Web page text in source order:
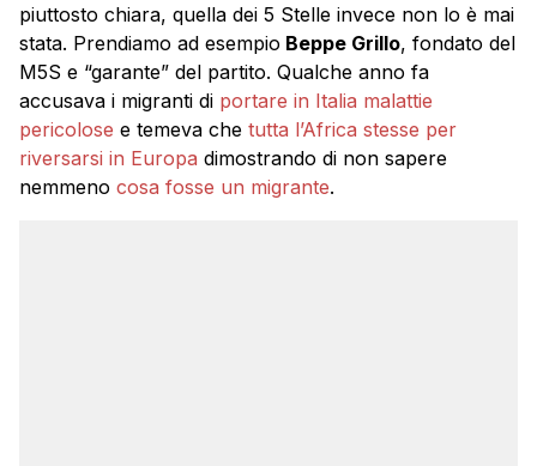
piuttosto chiara, quella dei 5 Stelle invece non lo è mai
stata. Prendiamo ad esempio Beppe Grillo, fondato del
M5S e “garante” del partito. Qualche anno fa
accusava i migranti di portare in Italia malattie
pericolose e temeva che tutta l’Africa stesse per
riversarsi in Europa dimostrando di non sapere
nemmeno cosa fosse un migrante.